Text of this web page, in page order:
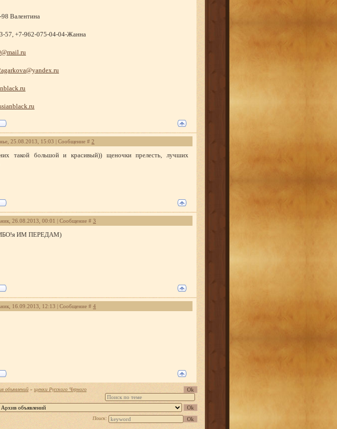
Валентина
57, +7-962-075-04-04-Жанна
25.08.2013, 15:03 | Сообщение # 2
такой большой и красивый)) щеночки прелесть, лучших
26.08.2013, 00:01 | Сообщение # 3
ИМ ПЕРЕДАМ)
16.09.2013, 12:13 | Сообщение # 4
объявлений » щенки Русского Черного
Поиск: